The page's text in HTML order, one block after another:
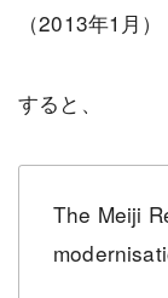
（2013年1月）
すると、
The Meiji